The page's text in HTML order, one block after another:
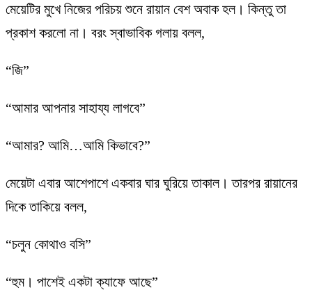
মেয়েটির মুখে নিজের পরিচয় শুনে রায়ান বেশ অবাক হল। কিন্তু তা
প্রকাশ করলো না। বরং স্বাভাবিক গলায় বলল,
“জি”
“আমার আপনার সাহায্য লাগবে”
“আমার? আমি…আমি কিভাবে?”
মেয়েটা এবার আশেপাশে একবার ঘার ঘুরিয়ে তাকাল। তারপর রায়ানের
দিকে তাকিয়ে বলল,
“চলুন কোথাও বসি”
“হুম। পাশেই একটা ক্যাফে আছে”